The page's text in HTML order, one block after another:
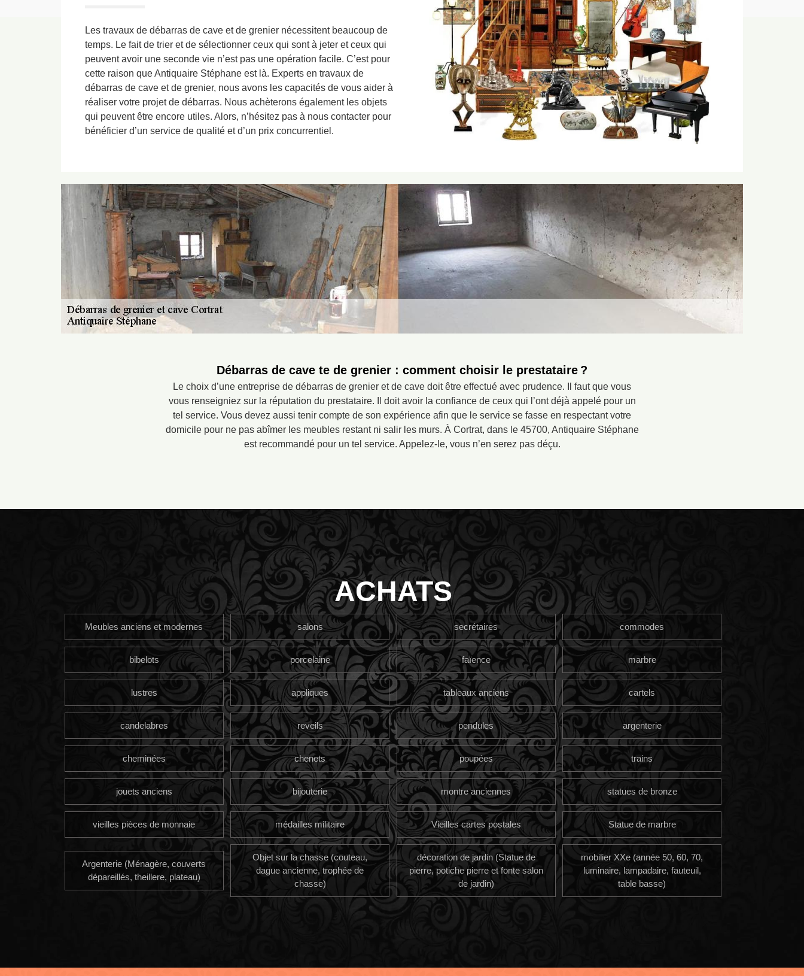
Les travaux de débarras de cave et de grenier nécessitent beaucoup de
temps. Le fait de trier et de sélectionner ceux qui sont à jeter et ceux qui
peuvent avoir une seconde vie n’est pas une opération facile. C’est pour
cette raison que Antiquaire Stéphane est là. Experts en travaux de
débarras de cave et de grenier, nous avons les capacités de vous aider à
réaliser votre projet de débarras. Nous achèterons également les objets
qui peuvent être encore utiles. Alors, n’hésitez pas à nous contacter pour
bénéficier d’un service de qualité et d’un prix concurrentiel.
Débarras de cave te de grenier : comment choisir le prestataire ?
Le choix d’une entreprise de débarras de grenier et de cave doit être effectué avec prudence. Il faut que vous
vous renseigniez sur la réputation du prestataire. Il doit avoir la confiance de ceux qui l’ont déjà appelé pour un
tel service. Vous devez aussi tenir compte de son expérience afin que le service se fasse en respectant votre
domicile pour ne pas abîmer les meubles restant ni salir les murs. À Cortrat, dans le 45700, Antiquaire Stéphane
est recommandé pour un tel service. Appelez-le, vous n’en serez pas déçu.
ACHATS
Meubles anciens et modernes salons secrétaires commodes
bibelots porcelaine faïence marbre
lustres appliques tableaux anciens cartels
candelabres reveils pendules argenterie
cheminées chenets poupées trains
jouets anciens bijouterie montre anciennes statues de bronze
vieilles pièces de monnaie médailles militaire Vieilles cartes postales Statue de marbre
Argenterie (Ménagère, couverts
dépareillés, theillere, plateau)
Objet sur la chasse (couteau,
dague ancienne, trophée de
chasse)
décoration de jardin (Statue de
pierre, potiche pierre et fonte salon
de jardin)
mobilier XXe (année 50, 60, 70,
luminaire, lampadaire, fauteuil,
table basse)